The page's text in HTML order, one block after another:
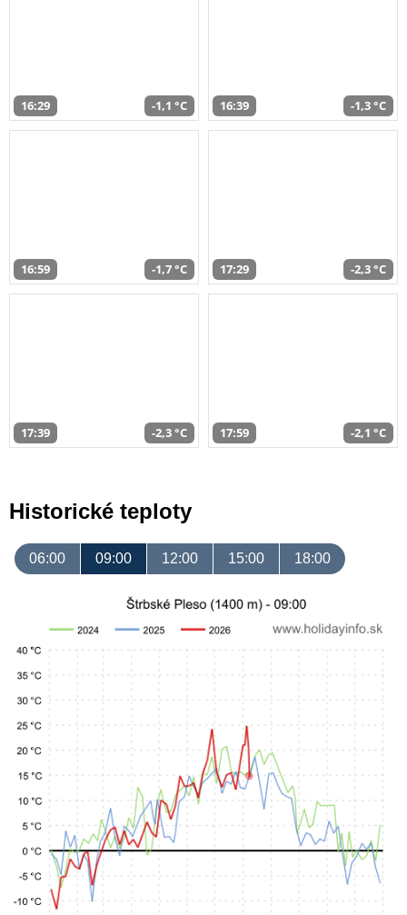
16:29 -1,1 °C 16:39 -1,3 °C
16:59 -1,7 °C 17:29 -2,3 °C
17:39 -2,3 °C 17:59 -2,1 °C
Historické teploty
06:00 09:00 12:00 15:00 18:00